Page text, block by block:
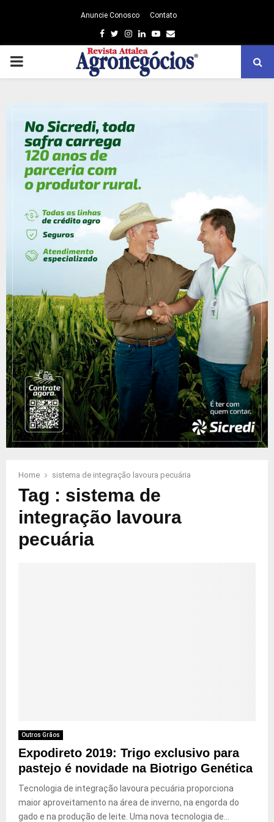
Anuncie Conosco Contato
Facebook
TwitterInstagram
LinkedinYoutube
Email
PRIMARY
Home sistema de integração lavoura pecuária
Tag : sistema de
integração lavoura
pecuária
Outros Grãos
Expodireto 2019: Trigo exclusivo para
pastejo é novidade na Biotrigo Genética
Tecnologia de integração lavoura pecuária proporciona
maior aproveitamento na área de inverno, na engorda do
gado e na produção de leite. Uma nova tecnologia de...